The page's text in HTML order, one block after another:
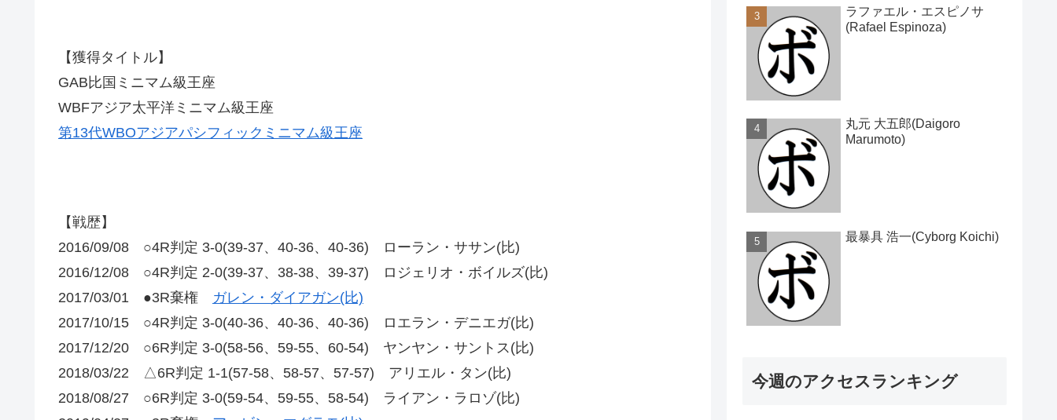
【獲得タイトル】
GAB比国ミニマム級王座
WBFアジア太平洋ミニマム級王座
第13代WBOアジアパシフィックミニマム級王座
【戦歴】
2016/09/08 ○4R判定 3-0(39-37、40-36、40-36) ローラン・ササン(比)
2016/12/08 ○4R判定 2-0(39-37、38-38、39-37) ロジェリオ・ボイルズ(比)
2017/03/01 ●3R棄権 ガレン・ダイアガン(比)
2017/10/15 ○4R判定 3-0(40-36、40-36、40-36) ロエラン・デニエガ(比)
2017/12/20 ○6R判定 3-0(58-56、59-55、60-54) ヤンヤン・サントス(比)
2018/03/22 △6R判定 1-1(57-58、58-57、57-57) アリエル・タン(比)
2018/08/27 ○6R判定 3-0(59-54、59-55、58-54) ライアン・ラロゾ(比)
ラファエル・エスピノサ
(Rafael Espinoza)
丸元 大五郎(Daigoro
Marumoto)
最暴具 浩一(Cyborg Koichi)
今週のアクセスランキング